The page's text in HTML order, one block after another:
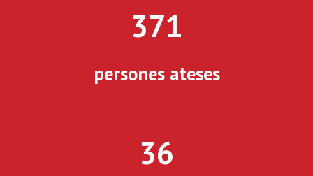
371
persones ateses
36